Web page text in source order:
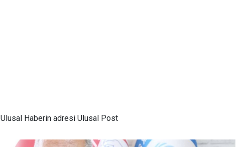
Ulusal Haberin adresi Ulusal Post